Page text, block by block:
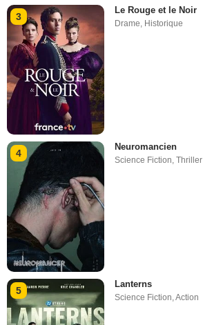
3
Le Rouge et le Noir
Drame, Historique
4
Neuromancien
Science Fiction,Thriller
5
Lanterns
Science Fiction ,Action